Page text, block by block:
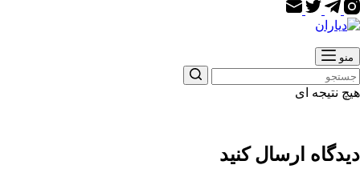
منو
هیچ نتیجه ای
دیدگاه ارسال کنید